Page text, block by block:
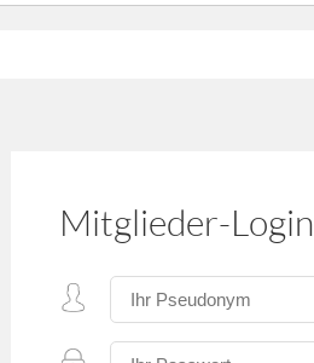
Mitglieder-Login